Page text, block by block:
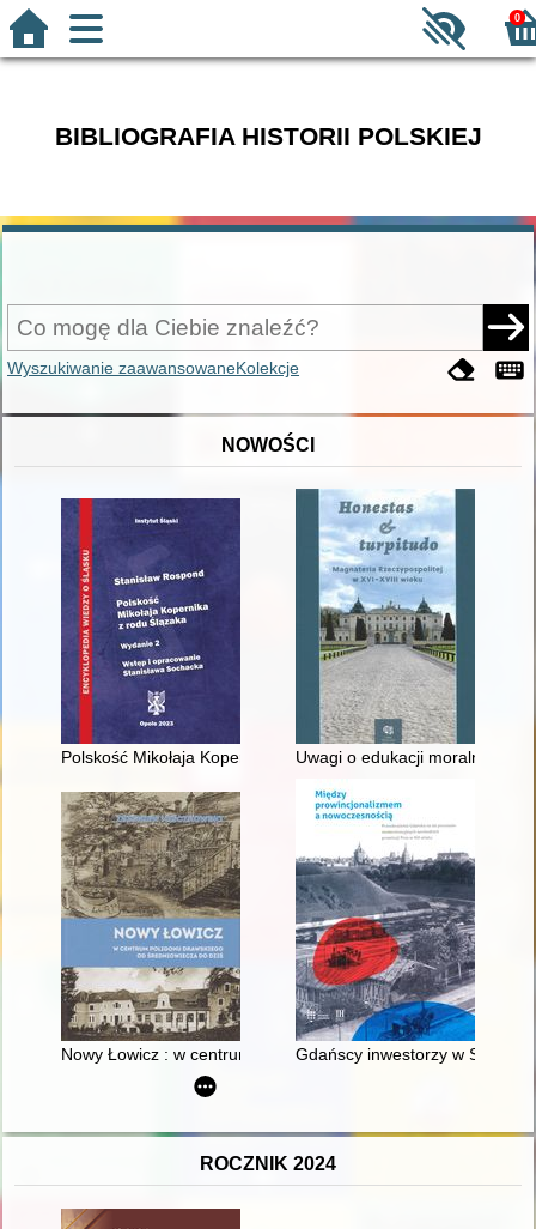
0
BIBLIOGRAFIA HISTORII POLSKIEJ
Wyszukiwanie zaawansowaneKolekcje
NOWOŚCI
Polskość Mikołaja Kopernika z rodu ŚlązakaUwagi o edukacji moralnej
Nowy Łowicz : w centrum poligonu drawskiego od
Gdańscy inwestorzy w
ROCZNIK 2024